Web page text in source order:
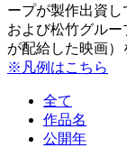
ープが製作出資し
および松竹グル
が配給した映画）
※凡例はこちら
全て
作品名
公開年